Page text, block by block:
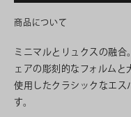
商品について
ミニマルとリュクスの融
ェアの彫刻的なフォルム
使用したクラシックなエス
す。